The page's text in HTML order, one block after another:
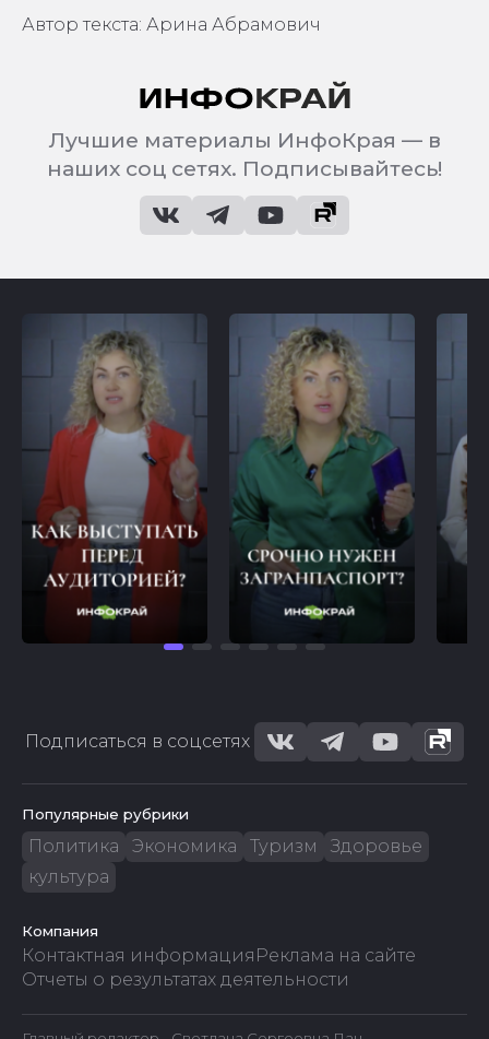
Автор текста: Арина Абрамович
Лучшие материалы ИнфоКрая — в
наших соц сетях. Подписывайтесь!
Подписаться в соцсетях
Популярные рубрики
Политика Экономика Туризм
Здоровье
культура
Компания
Контактная информация Реклама на сайте
Отчеты о результатах деятельности